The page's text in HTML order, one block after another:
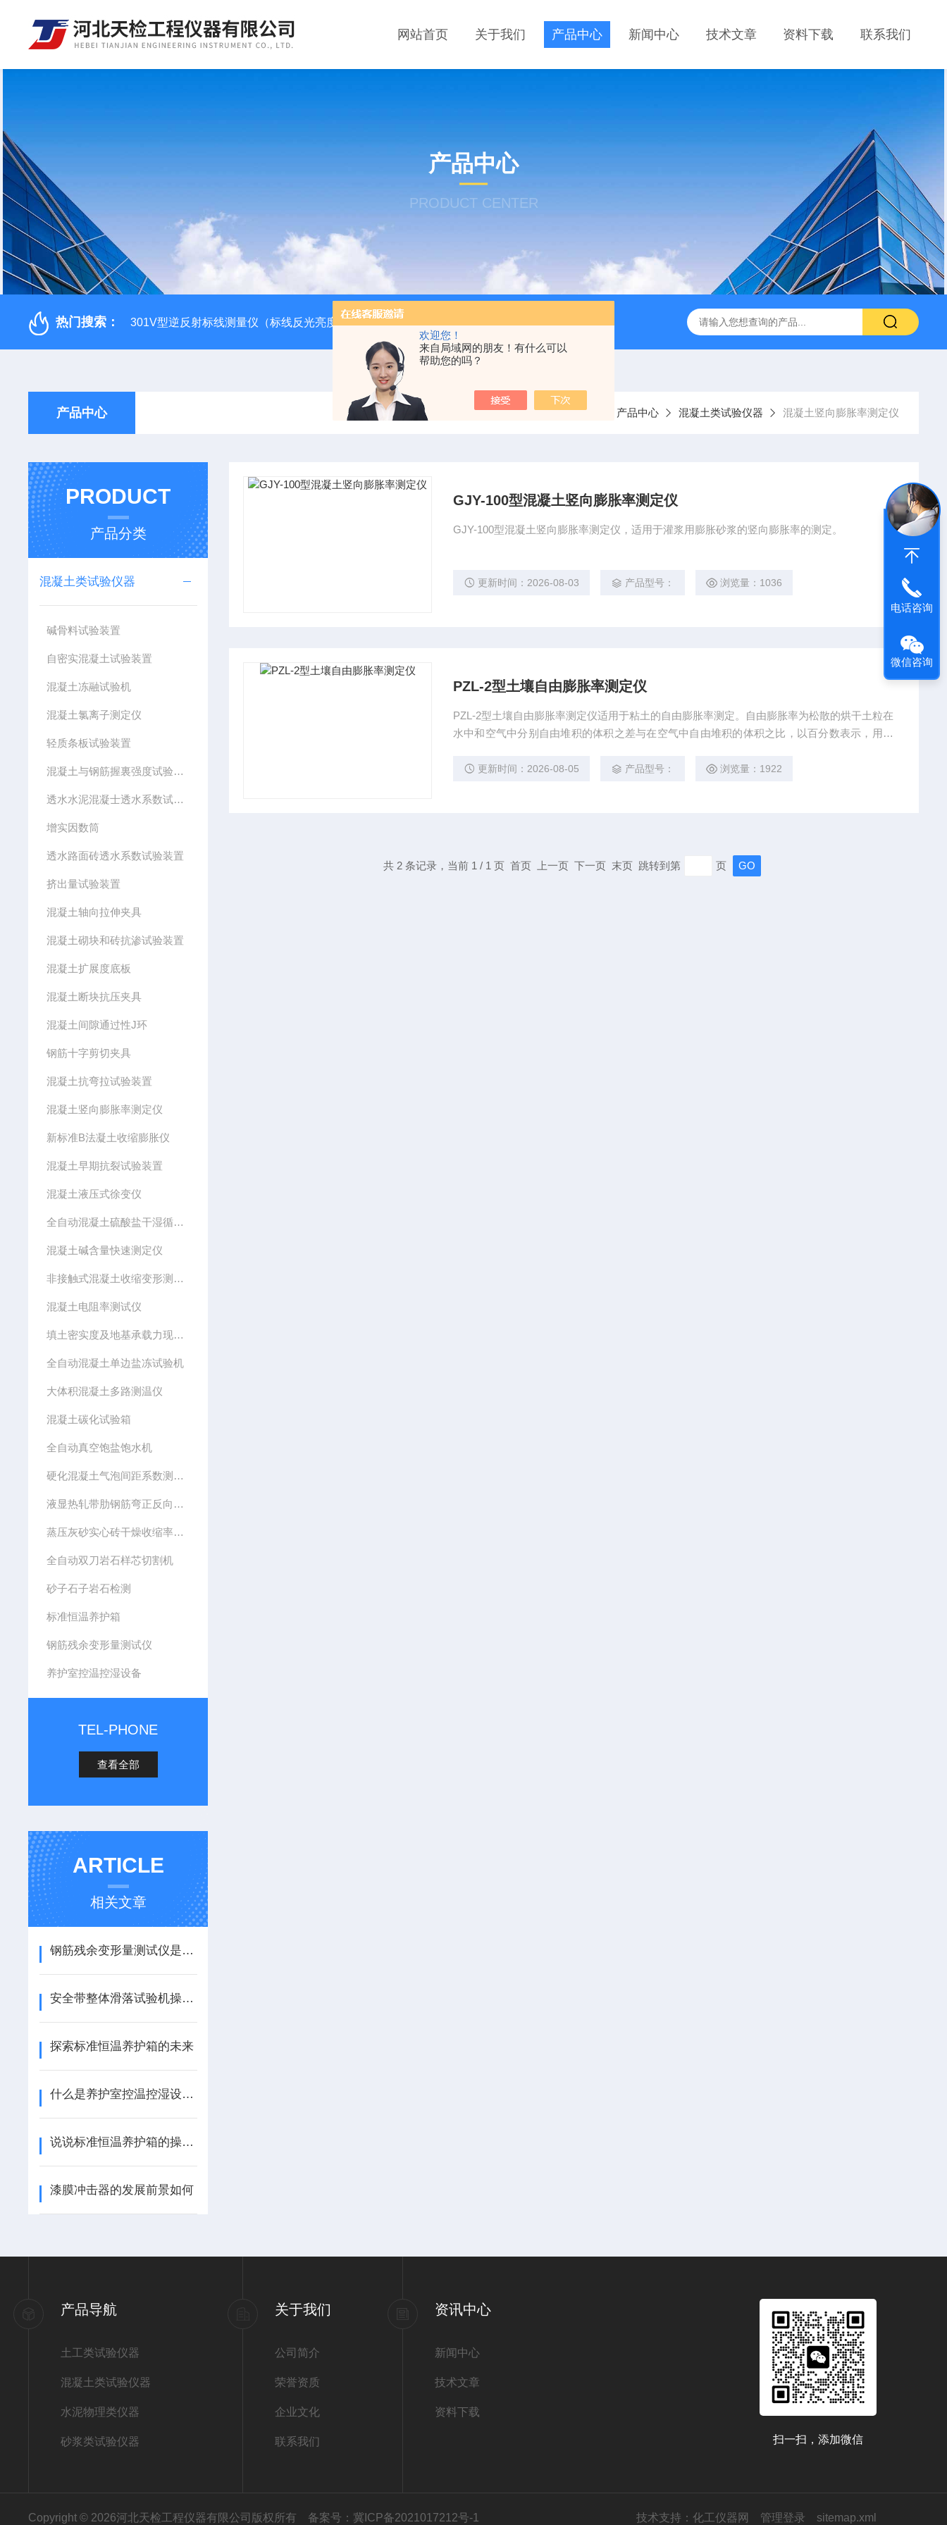
欢迎您！
来自局域网的朋友！有什么可以
帮助您的吗？
网站首页 关于我们 产品中心 新闻中心 技术文章 资料下载 联系我们
产品中心
PRODUCT CENTER
热门搜索： 301V型逆反射标线测量仪（标线反光亮度检测仪） 陶瓷砖真空吸水率测定仪 CLD型混凝土全自动低温慢速冻融试验机
产品中心 当前位置：首页 产品中心 混凝土类试验仪器 混凝土竖向膨胀率测定仪
PRODUCT
产品分类
混凝土类试验仪器
碱骨料试验装置
自密实混凝土试验装置
混凝土冻融试验机
混凝土氯离子测定仪
轻质条板试验装置
混凝土与钢筋握裏强度试验装置
透水水泥混凝士透水系数试验装置
增实因数筒
透水路面砖透水系数试验装置
挤出量试验装置
混凝土轴向拉伸夹具
混凝土砌块和砖抗渗试验装置
混凝土扩展度底板
混凝土断块抗压夹具
混凝土间隙通过性J环
钢筋十字剪切夹具
混凝土抗弯拉试验装置
混凝土竖向膨胀率测定仪
新标准B法凝土收缩膨胀仪
混凝土早期抗裂试验装置
混凝土液压式徐变仪
全自动混凝土硫酸盐干湿循环试验箱
混凝土碱含量快速测定仪
非接触式混凝土收缩变形测定仪
混凝土电阻率测试仪
填土密实度及地基承载力现场检测仪
全自动混凝土单边盐冻试验机
大体积混凝土多路测温仪
混凝土碳化试验箱
全自动真空饱盐饱水机
硬化混凝土气泡间距系数测定仪
液显热轧带肋钢筋弯正反向曲试验机
蒸压灰砂实心砖干燥收缩率快速试验仪装置
全自动双刀岩石样芯切割机
砂子石子岩石检测
标准恒温养护箱
钢筋残余变形量测试仪
养护室控温控湿设备
TEL-PHONE
查看全部
ARTICLE
相关文章
钢筋残余变形量测试仪是精准测量与结构安全保障
安全带整体滑落试验机操作方法了解一下
探索标准恒温养护箱的未来
什么是养护室控温控湿设备安装方法及使用说明
说说标准恒温养护箱的操作规程
漆膜冲击器的发展前景如何
GJY-100型混凝土竖向膨胀率测定仪
GJY-100型混凝土竖向膨胀率测定仪，适用于灌浆用膨胀砂浆的竖向膨胀率的测定。
更新时间：2026-08-03 产品型号： 浏览量：1036
PZL-2型土壤自由膨胀率测定仪
PZL-2型土壤自由膨胀率测定仪适用于粘土的自由膨胀率测定。自由膨胀率为松散的烘干土粒在
水中和空气中分别自由堆积的体积之差与在空气中自由堆积的体积之比，以百分数表示，用以
更新时间：2026-08-05 产品型号： 浏览量：1922
共 2 条记录，当前 1 / 1 页 首页 上一页 下一页 末页 跳转到第 页
产品导航
土工类试验仪器
混凝土类试验仪器
水泥物理类仪器
砂浆类试验仪器
关于我们
公司简介
荣誉资质
企业文化
联系我们
资讯中心
新闻中心
技术文章
资料下载
扫一扫，添加微信
Copyright © 2026河北天检工程仪器有限公司版权所有 备案号：冀ICP备2021017212号-1 技术支持： 化工仪器网 管理登录 sitemap.xml
电话咨询
微信咨询